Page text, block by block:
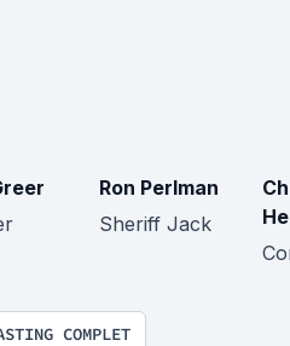
Ron Perlman
Sheriff Jack
COMPLET